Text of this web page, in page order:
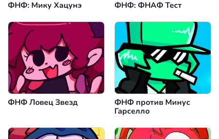
ФНФ: Мику Хацунэ ФНФ: ФНАФ Тест
ФНФ Ловец Звезд
ФНФ против Минус
Гарселло